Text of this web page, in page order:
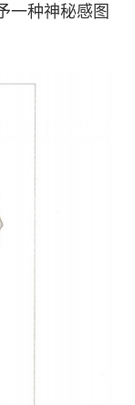
一种神秘感图